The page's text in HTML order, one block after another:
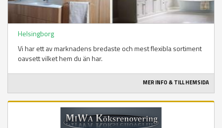
Helsingborg
Vi har ett av marknadens bredaste och mest flexibla sortiment
oavsett vilket hem du än har.
MER INFO & TILL HEMSIDA